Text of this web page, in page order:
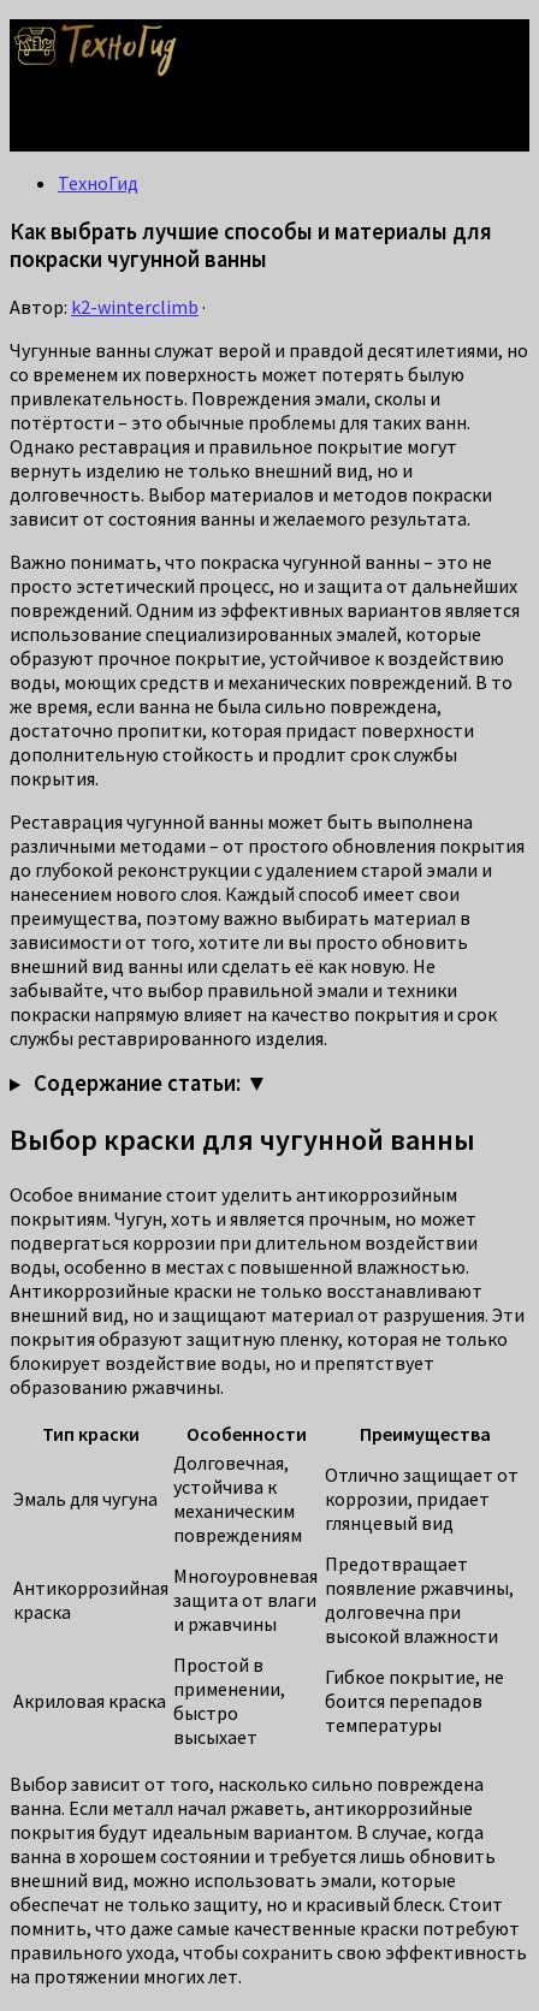
ТехноГид
Как выбрать лучшие способы и материалы для
покраски чугунной ванны
Автор: k2-winterclimb ·
Чугунные ванны служат верой и правдой десятилетиями, но
со временем их поверхность может потерять былую
привлекательность. Повреждения эмали, сколы и
потёртости – это обычные проблемы для таких ванн.
Однако реставрация и правильное покрытие могут
вернуть изделию не только внешний вид, но и
долговечность. Выбор материалов и методов покраски
зависит от состояния ванны и желаемого результата.
Важно понимать, что покраска чугунной ванны – это не
просто эстетический процесс, но и защита от дальнейших
повреждений. Одним из эффективных вариантов является
использование специализированных эмалей, которые
образуют прочное покрытие, устойчивое к воздействию
воды, моющих средств и механических повреждений. В то
же время, если ванна не была сильно повреждена,
достаточно пропитки, которая придаст поверхности
дополнительную стойкость и продлит срок службы
покрытия.
Реставрация чугунной ванны может быть выполнена
различными методами – от простого обновления покрытия
до глубокой реконструкции с удалением старой эмали и
нанесением нового слоя. Каждый способ имеет свои
преимущества, поэтому важно выбирать материал в
зависимости от того, хотите ли вы просто обновить
внешний вид ванны или сделать её как новую. Не
забывайте, что выбор правильной эмали и техники
покраски напрямую влияет на качество покрытия и срок
службы реставрированного изделия.
Содержание статьи: ▼
Выбор краски для чугунной ванны
Особое внимание стоит уделить антикоррозийным
покрытиям. Чугун, хоть и является прочным, но может
подвергаться коррозии при длительном воздействии
воды, особенно в местах с повышенной влажностью.
Антикоррозийные краски не только восстанавливают
внешний вид, но и защищают материал от разрушения. Эти
покрытия образуют защитную пленку, которая не только
блокирует воздействие воды, но и препятствует
образованию ржавчины.
Тип краски
Особенности Преимущества
Эмаль для чугуна
Долговечная,
устойчива к
механическим
повреждениям
Отлично защищает от
коррозии, придает
глянцевый вид
Антикоррозийная
краска
Многоуровневая
защита от влаги
и ржавчины
Предотвращает
появление ржавчины,
долговечна при
высокой влажности
Акриловая краска
Простой в
применении,
быстро
высыхает
Гибкое покрытие, не
боится перепадов
температуры
Выбор зависит от того, насколько сильно повреждена
ванна. Если металл начал ржаветь, антикоррозийные
покрытия будут идеальным вариантом. В случае, когда
ванна в хорошем состоянии и требуется лишь обновить
внешний вид, можно использовать эмали, которые
обеспечат не только защиту, но и красивый блеск. Стоит
помнить, что даже самые качественные краски потребуют
правильного ухода, чтобы сохранить свою эффективность
на протяжении многих лет.